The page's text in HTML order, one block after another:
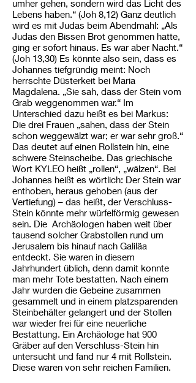
umher gehen, sondern wird das Licht des
Lebens haben.“ (Joh 8,12) Ganz deutlich
wird es mit Judas beim Abendmahl: „Als
Judas den Bissen Brot genommen hatte,
ging er sofort hinaus. Es war aber Nacht.“
(Joh 13,30) Es könnte also sein, dass es
Johannes tiefgründig meint: Noch
herrschte Düsterkeit bei Maria
Magdalena. „Sie sah, dass der Stein vom
Grab weggenommen war.“ Im
Unterschied dazu heißt es bei Markus:
Die drei Frauen „sahen, dass der Stein
schon weggewälzt war; er war sehr groß.“
Das deutet auf einen Rollstein hin, eine
schwere Steinscheibe. Das griechische
Wort KYLEO heißt „rollen“, „wälzen“. Bei
Johannes heißt es wörtlich: Der Stein war
enthoben, heraus gehoben (aus der
Vertiefung) – das heißt, der Verschluss-
Stein könnte mehr würfelförmig gewesen
sein. Die Archäologen haben weit über
tausend solcher Grabstollen rund um
Jerusalem bis hinauf nach Galiläa
entdeckt. Sie waren in diesem
Jahrhundert üblich, denn damit konnte
man mehr Tote bestatten. Nach einem
Jahr wurden die Gebeine zusammen
gesammelt und in einem platzsparenden
Steinbehälter gelangert und der Stollen
war wieder frei für eine neuerliche
Bestattung. Ein Archäologe hat 900
Gräber auf den Verschluss-Stein hin
untersucht und fand nur 4 mit Rollstein.
Diese waren von sehr reichen Familien.